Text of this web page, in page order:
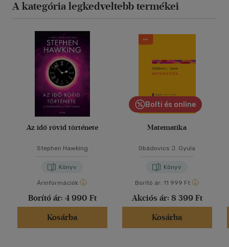
A kategória legkedveltebb termékei
Az idő rövid története
Stephen Hawking
Könyv
Árinformációk
Borító ár: 4 990 Ft
Kosárba
Bolti és online
Matematika
Obádovics J. Gyula
Könyv
Borító ár: 11 999 Ft
Akciós ár: 8 399 Ft
Kosárba